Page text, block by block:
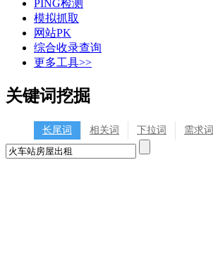
PING检测
模拟抓取
网站PK
综合收录查询
更多工具>>
关键词挖掘
长尾词 相关词 下拉词 需求词